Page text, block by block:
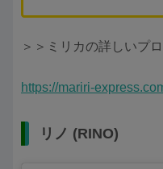
＞＞ミリカの詳しいプ
https://mariri-
リノ (RINO)